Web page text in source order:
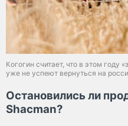
Когогин считает, что в этом
уже не успеют вернуться на
Остановились ли
Shacman?